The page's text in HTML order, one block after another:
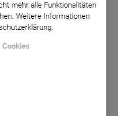
mehr alle Funktionalitäten
Weitere Informationen
Cookies